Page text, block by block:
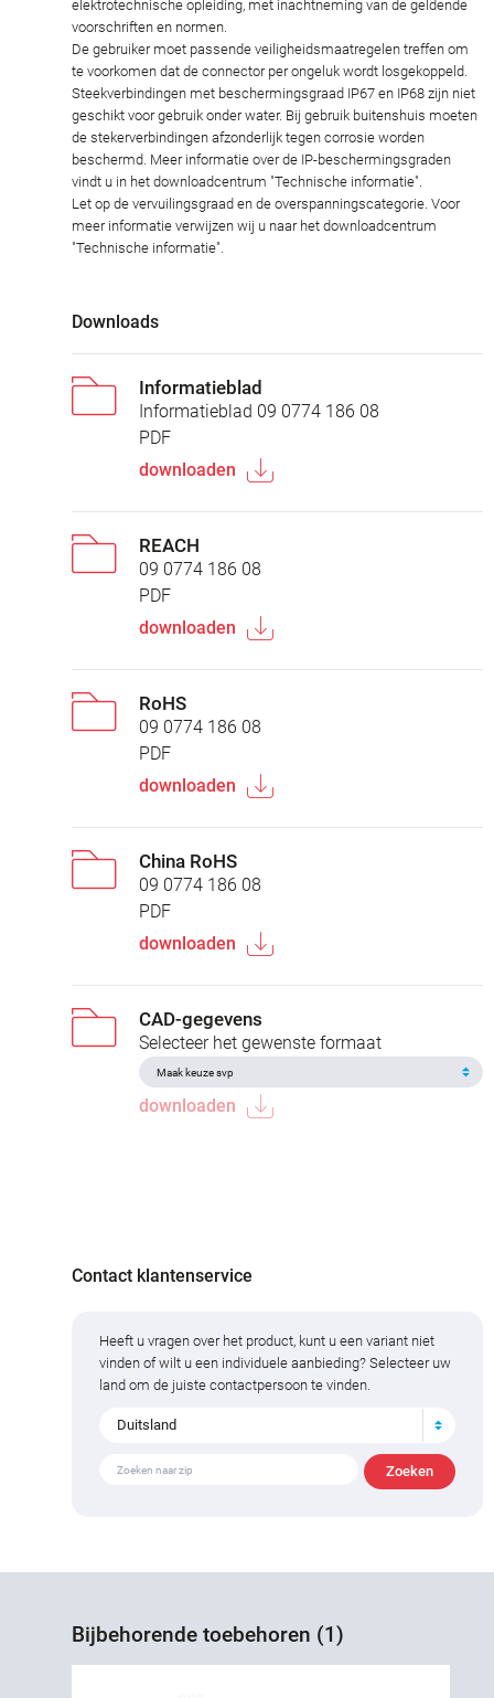
elektrotechnische opleiding, met inachtneming van de geldende
voorschriften en normen.
De gebruiker moet passende veiligheidsmaatregelen treffen om
te voorkomen dat de connector per ongeluk wordt losgekoppeld.
Steekverbindingen met beschermingsgraad IP67 en IP68 zijn niet
geschikt voor gebruik onder water. Bij gebruik buitenshuis moeten
de stekerverbindingen afzonderlijk tegen corrosie worden
beschermd. Meer informatie over de IP-beschermingsgraden
vindt u in het downloadcentrum "Technische informatie".
Let op de vervuilingsgraad en de overspanningscategorie. Voor
meer informatie verwijzen wij u naar het downloadcentrum
"Technische informatie".
Downloads
Informatieblad
Informatieblad 09 0774 186 08
PDF
downloaden
REACH
09 0774 186 08
PDF
downloaden
RoHS
09 0774 186 08
PDF
downloaden
China RoHS
09 0774 186 08
PDF
downloaden
CAD-gegevens
Selecteer het gewenste formaat
downloaden
Contact klantenservice
Heeft u vragen over het product, kunt u een variant niet
vinden of wilt u een individuele aanbieding? Selecteer uw
land om de juiste contactpersoon te vinden.
Duitsland
Bijbehorende toebehoren (1)